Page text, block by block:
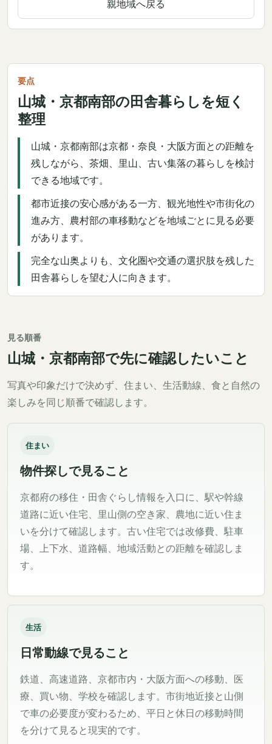
親地域へ戻る
要点
山城・京都南部の田舎暮らしを短く
整理
山城・京都南部は京都・奈良・大阪方面との距離を
残しながら、茶畑、里山、古い集落の暮らしを検討
できる地域です。
都市近接の安心感がある一方、観光地性や市街化の
進み方、農村部の車移動などを地域ごとに見る必要
があります。
完全な山奥よりも、文化圏や交通の選択肢を残した
田舎暮らしを望む人に向きます。
見る順番
山城・京都南部で先に確認したいこと
写真や印象だけで決めず、住まい、生活動線、食と自然の
楽しみを同じ順番で確認します。
住まい
物件探しで見ること
京都府の移住・田舎ぐらし情報を入口に、駅や幹線
道路に近い住宅、里山側の空き家、農地に近い住ま
いを分けて確認します。古い住宅では改修費、駐車
場、上下水、道路幅、地域活動との距離を確認しま
す。
生活
日常動線で見ること
鉄道、高速道路、京都市内・大阪方面への移動、医
療、買い物、学校を確認します。市街地近接と山側
で車の必要度が変わるため、平日と休日の移動時間
を分けて見ると現実的です。